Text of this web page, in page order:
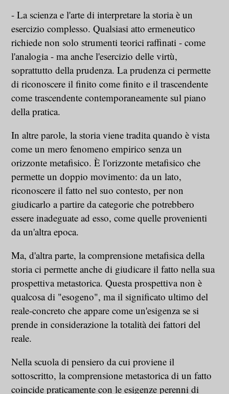
- La scienza e l'arte di interpretare la storia è un
esercizio complesso. Qualsiasi atto ermeneutico
richiede non solo strumenti teorici raffinati - come
l'analogia - ma anche l'esercizio delle virtù,
soprattutto della prudenza. La prudenza ci permette
di riconoscere il finito come finito e il trascendente
come trascendente contemporaneamente sul piano
della pratica.
In altre parole, la storia viene tradita quando è vista
come un mero fenomeno empirico senza un
orizzonte metafisico. È l'orizzonte metafisico che
permette un doppio movimento: da un lato,
riconoscere il fatto nel suo contesto, per non
giudicarlo a partire da categorie che potrebbero
essere inadeguate ad esso, come quelle provenienti
da un'altra epoca.
Ma, d'altra parte, la comprensione metafisica della
storia ci permette anche di giudicare il fatto nella sua
prospettiva metastorica. Questa prospettiva non è
qualcosa di "esogeno", ma il significato ultimo del
reale-concreto che appare come un'esigenza se si
prende in considerazione la totalità dei fattori del
reale.
Nella scuola di pensiero da cui proviene il
sottoscritto, la comprensione metastorica di un fatto
coincide praticamente con le esigenze perenni di